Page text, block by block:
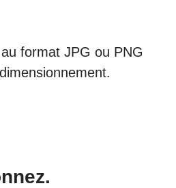
format JPG ou PNG